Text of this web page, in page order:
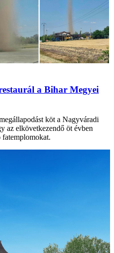
a Bihar Megyei
köt a Nagyváradi
az elkövetkezendő öt évben
fatemplomokat.